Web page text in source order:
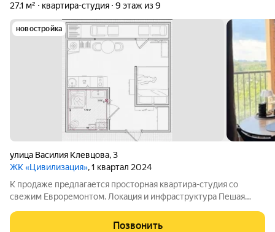
27,1 м² квартира-студия 9 этаж из 9
новостройка
улица Василия Клевцова,3
ЖК «Цивилизация», 1 квартал 2024
К продаже предлагается просторная квартира-студия со
свежим Евроремонтом. Лoкaция и инфрaструктура Пешая
Большая придомовая территория со своим парком, закрытый
Позвонить